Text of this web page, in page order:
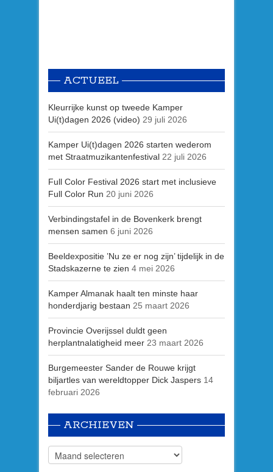
ACTUEEL
Kleurrijke kunst op tweede Kamper
Ui(t)dagen 2026 (video) 29 juli 2026
Kamper Ui(t)dagen 2026 starten wederom
met Straatmuzikantenfestival 22 juli 2026
Full Color Festival 2026 start met inclusieve
Full Color Run 20 juni 2026
Verbindingstafel in de Bovenkerk brengt
mensen samen 6 juni 2026
Beeldexpositie ’Nu ze er nog zijn’ tijdelijk in de
Stadskazerne te zien 4 mei 2026
Kamper Almanak haalt ten minste haar
honderdjarig bestaan 25 maart 2026
Provincie Overijssel duldt geen
herplantnalatigheid meer 23 maart 2026
Burgemeester Sander de Rouwe krijgt
biljartles van wereldtopper Dick Jaspers 14
februari 2026
ARCHIEVEN